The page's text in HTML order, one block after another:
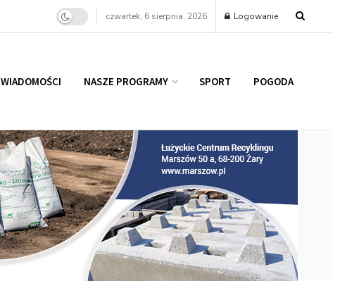
czwartek, 6 sierpnia, 2026 Logowanie
WIADOMOŚCI NASZE PROGRAMY SPORT POGODA